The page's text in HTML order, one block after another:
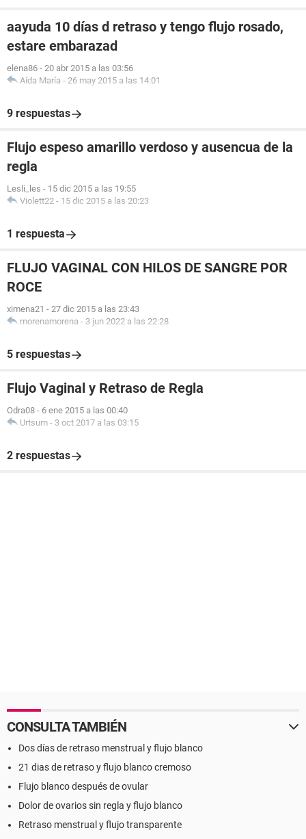
aayuda 10 días d retraso y tengo flujo rosado,
estare embarazad
elena86 - 20 abr 2015 a las 03:56
Aída María - 26 may 2015 a las 14:01
9 respuestas
Flujo espeso amarillo verdoso y ausencua de la
regla
Lesli_les - 15 dic 2015 a las 19:55
Violett22 - 15 dic 2015 a las 20:23
1 respuesta
FLUJO VAGINAL CON HILOS DE SANGRE POR
ROCE
ximena21 - 27 dic 2015 a las 23:43
morenamorena - 3 jun 2022 a las 22:28
5 respuestas
Flujo Vaginal y Retraso de Regla
Odra08 - 6 ene 2015 a las 00:40
Urtsum - 3 oct 2017 a las 03:15
2 respuestas
CONSULTA TAMBIÉN
Dos días de retraso menstrual y flujo blanco
21 dias de retraso y flujo blanco cremoso
Flujo blanco después de ovular
Dolor de ovarios sin regla y flujo blanco
Retraso menstrual y flujo transparente